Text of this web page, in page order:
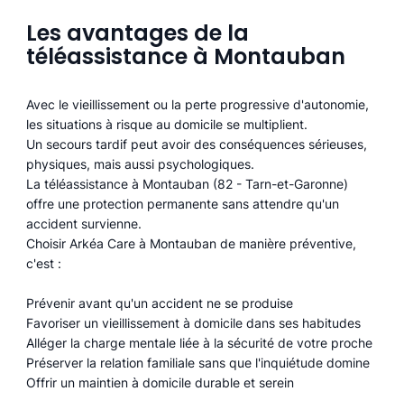
Les avantages de la
téléassistance à Montauban
Avec le vieillissement ou la perte progressive d'autonomie,
les situations à risque au domicile se multiplient.
Un secours tardif peut avoir des conséquences sérieuses,
physiques, mais aussi psychologiques.
La téléassistance à Montauban (82 - Tarn-et-Garonne)
offre une protection permanente sans attendre qu'un
accident survienne.
Choisir Arkéa Care à Montauban de manière préventive,
c'est :
Prévenir avant qu'un accident ne se produise
Favoriser un vieillissement à domicile dans ses habitudes
Alléger la charge mentale liée à la sécurité de votre proche
Préserver la relation familiale sans que l'inquiétude domine
Offrir un maintien à domicile durable et serein